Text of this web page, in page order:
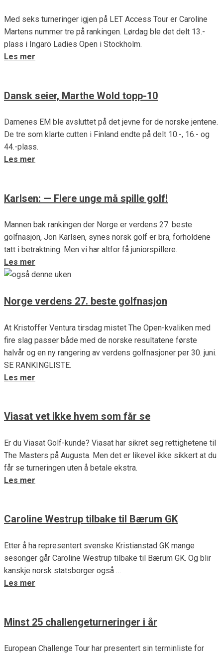
Med seks turneringer igjen på LET Access Tour er Caroline
Martens nummer tre på rankingen. Lørdag ble det delt 13.-
plass i Ingarö Ladies Open i Stockholm.
Les mer
Dansk seier, Marthe Wold topp-10
Damenes EM ble avsluttet på det jevne for de norske jentene.
De tre som klarte cutten i Finland endte på delt 10.-, 16.- og
44.-plass.
Les mer
Karlsen: — Flere unge må spille golf!
Mannen bak rankingen der Norge er verdens 27. beste
golfnasjon, Jon Karlsen, synes norsk golf er bra, forholdene
tatt i betraktning. Men vi har altfor få juniorspillere.
Les mer
Norge verdens 27. beste golfnasjon
At Kristoffer Ventura tirsdag mistet The Open-kvaliken med
fire slag passer både med de norske resultatene første
halvår og en ny rangering av verdens golfnasjoner per 30. juni.
SE RANKINGLISTE.
Les mer
Viasat vet ikke hvem som får se
Er du Viasat Golf-kunde? Viasat har sikret seg rettighetene til
The Masters på Augusta. Men det er likevel ikke sikkert at du
får se turneringen uten å betale ekstra.
Les mer
Caroline Westrup tilbake til Bærum GK
Etter å ha representert svenske Kristianstad GK mange
sesonger går Caroline Westrup tilbake til Bærum GK. Og blir
kanskje norsk statsborger også …
Les mer
Minst 25 challengeturneringer i år
European Challenge Tour har presentert sin terminliste for